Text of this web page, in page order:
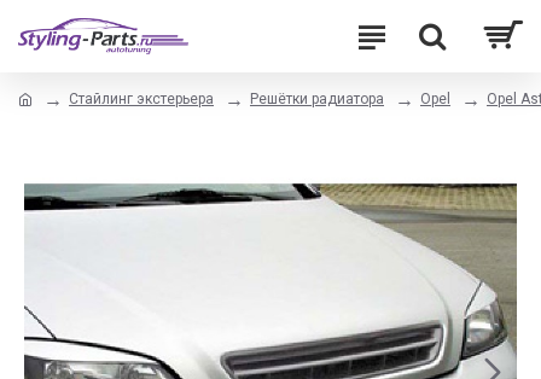
Стайлинг экстерьера Решётки радиатора Opel Opel